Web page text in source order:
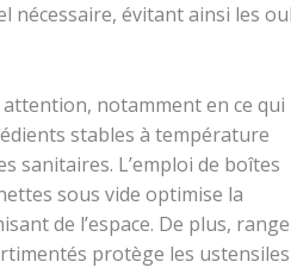
nécessaire, évitant ainsi les
notamment en ce qui
stables à température
sanitaires. L’emploi de boîtes
sous vide optimise la
de l’espace. De plus,
protège les ustensiles